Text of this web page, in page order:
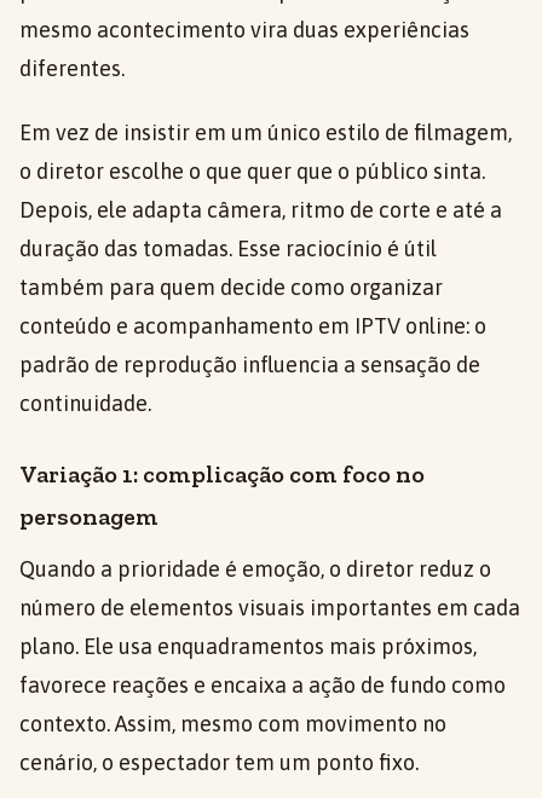
mesmo acontecimento vira duas experiências
diferentes.
Em vez de insistir em um único estilo de filmagem,
o diretor escolhe o que quer que o público sinta.
Depois, ele adapta câmera, ritmo de corte e até a
duração das tomadas. Esse raciocínio é útil
também para quem decide como organizar
conteúdo e acompanhamento em IPTV online: o
padrão de reprodução influencia a sensação de
continuidade.
Variação 1: complicação com foco no
personagem
Quando a prioridade é emoção, o diretor reduz o
número de elementos visuais importantes em cada
plano. Ele usa enquadramentos mais próximos,
favorece reações e encaixa a ação de fundo como
contexto. Assim, mesmo com movimento no
cenário, o espectador tem um ponto fixo.